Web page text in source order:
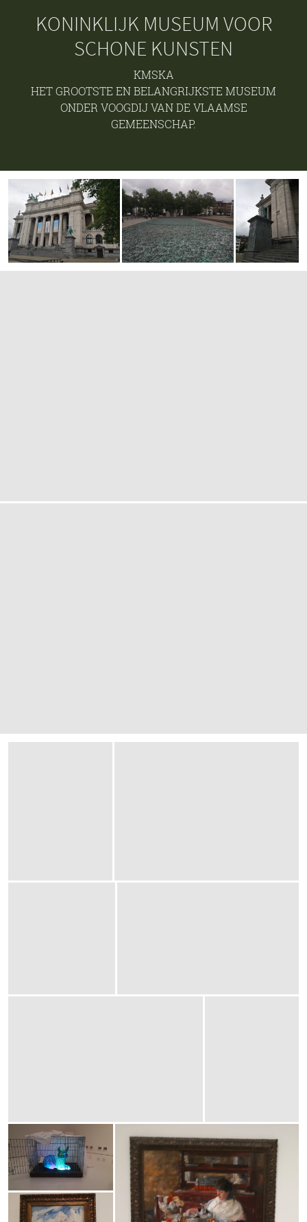
KONINKLIJK MUSEUM VOOR
SCHONE KUNSTEN
KMSKA
HET GROOTSTE EN BELANGRIJKSTE MUSEUM
ONDER VOOGDIJ VAN DE VLAAMSE
GEMEENSCHAP.